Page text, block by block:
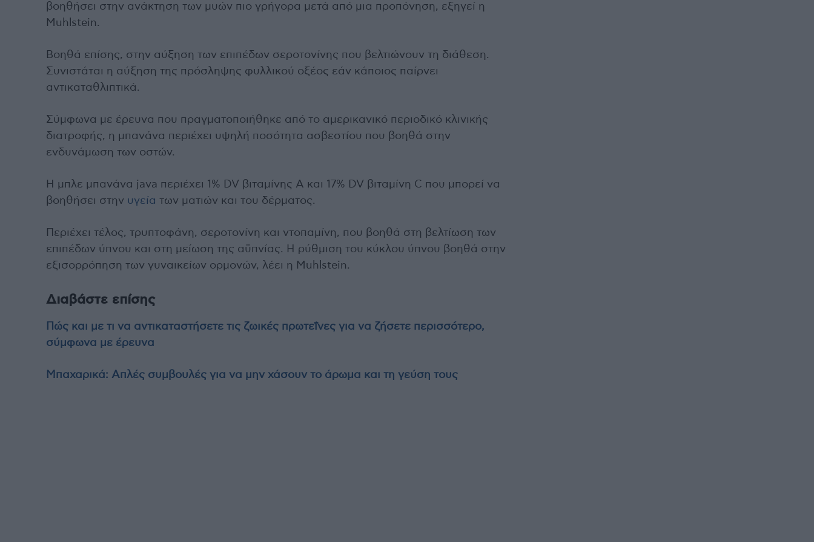
βοηθήσει στην ανάκτηση των μυών πιο γρήγορα μετά από μια προπόνηση, εξηγεί η
Muhlstein.
Βοηθά επίσης, στην αύξηση των επιπέδων σεροτονίνης που βελτιώνουν τη διάθεση.
Συνιστάται η αύξηση της πρόσληψης φυλλικού οξέος εάν κάποιος παίρνει
αντικαταθλιπτικά.
Σύμφωνα με έρευνα που πραγματοποιήθηκε από το αμερικανικό περιοδικό κλινικής
διατροφής, η μπανάνα περιέχει υψηλή ποσότητα ασβεστίου που βοηθά στην
ενδυνάμωση των οστών.
Η μπλε μπανάνα java περιέχει 1% DV βιταμίνης Α και 17% DV βιταμίνη C που μπορεί να
βοηθήσει στην υγεία των ματιών και του δέρματος.
Περιέχει τέλος, τρυπτοφάνη, σεροτονίνη και ντοπαμίνη, που βοηθά στη βελτίωση των
επιπέδων ύπνου και στη μείωση της αϋπνίας. Η ρύθμιση του κύκλου ύπνου βοηθά στην
εξισορρόπηση των γυναικείων ορμονών, λέει η Muhlstein.
Διαβάστε επίσης
Πώς και με τι να αντικαταστήσετε τις ζωικές πρωτεΐνες για να ζήσετε περισσότερο,
σύμφωνα με έρευνα
Μπαχαρικά: Απλές συμβουλές για να μην χάσουν το άρωμα και τη γεύση τους